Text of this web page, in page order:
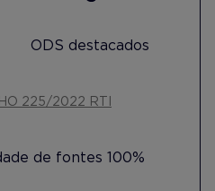
ODS destacados
225/2022 RTI
de fontes 100%